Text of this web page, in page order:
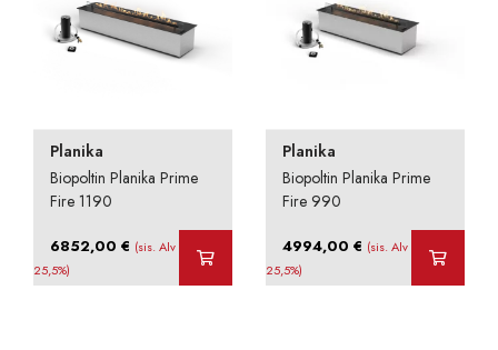
Planika
Biopoltin Planika Prime
Fire 1190
6852,00€ (sis. Alv
25,5%)
Planika
Biopoltin Planika Prime
Fire 990
4994,00€ (sis. Alv
25,5%)